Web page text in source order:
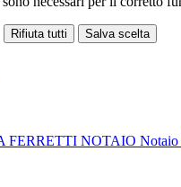
Rifiuta tutti Salva scelta
FERRETTI NOTAIO Notaio